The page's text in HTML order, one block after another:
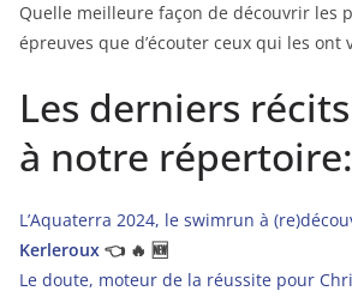
Quelle meilleure façon de découvrir les
épreuves que d’écouter ceux qui les ont
Les derniers
à notre répertoire:
L’Aquaterra 2024, le swimrun à
Kerleroux 👈 🔥 🆕
Le doute, moteur de la réussite pour